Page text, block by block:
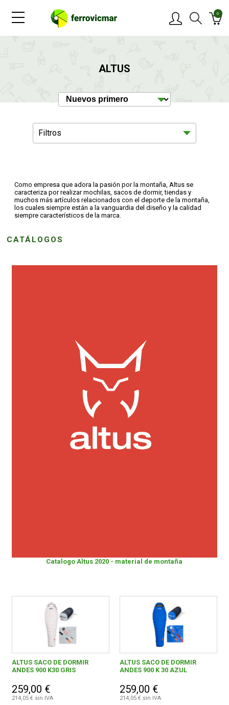
0
ALTUS
Filtros
Hogar 189
190
Gris / Fucsia 1
Negro / Turquesa
Negro / Azul Oscuro
Negro / Rojo 1
Como empresa que adora la pasión por la montaña, Altus se
caracteriza por realizar mochilas, sacos de dormir, tiendas y
muchos más artículos relacionados con el deporte de la montaña,
los cuales siempre están a la vanguardia del diseño y la calidad
siempre característicos de la marca.
CATÁLOGOS
Catalogo Altus 2020 - material de montaña
ALTUS SACO DE DORMIR
ANDES 900 K30 GRIS
259,00 €
214,05 € sin IVA
ALTUS SACO DE DORMIR
ANDES 900 K 30 AZUL
259,00 €
214,05 € sin IVA
OFERTAS
NOVEDADES
CONTACTAR
GUÍAS
ENVÍOS
DEVOLUCIONES
FORMAS DE PAGO